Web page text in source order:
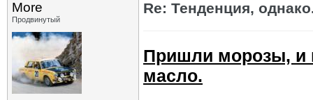
More
Продвинутый
Re: Тенденция,
Пришли морозы, и
масло.